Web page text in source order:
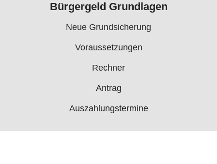
Bürgergeld Grundlagen
Neue Grundsicherung
Voraussetzungen
Rechner
Antrag
Auszahlungstermine